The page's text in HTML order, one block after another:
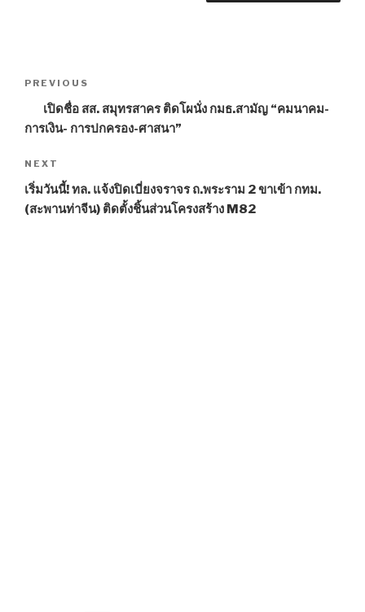
Post
navigation
Previous
Post
PREVIOUS
เปิดชื่อ สส. สมุทรสาคร ติดโผนั่ง กมธ.สามัญ “คมนาคม-
การเงิน- การปกครอง-ศาสนา”
Next
Post
NEXT
เริ่มวันนี้! ทล. แจ้งปิดเบี่ยงจราจร ถ.พระราม 2 ขาเข้า กทม.
(สะพานท่าจีน) ติดตั้งชิ้นส่วนโครงสร้าง M82